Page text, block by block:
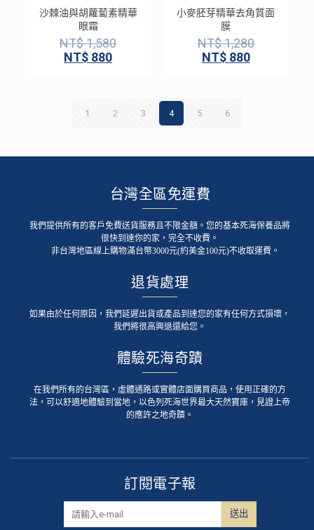
沙棘油與胡蘿蔔素精華
眼霜
NT$1,580
NT$ 880
小麥胚芽精華去角質面
膜
NT$1,280
NT$880
1 2 3 4 5 6
台灣全區免運費
我們提供所有的客戶免費送貨服務且不限金額。您的基本死海保養品將
很快到達你的家，完全不收費。
非台灣地區線上購物滿台幣3000元(約美金100元)不收取運費。
退貨處理
如果由於任何原因，我們延遲出貨或產品到達您的家有任何方式損壞，
我們將很高興退還給您。
體驗死海奇蹟
在我們所有的台灣區，虛體通路或實體店面購買商品，使用正確的方
法，可以舒適地體驗到當地，以色列死海世界最大天然寶庫，見證上帝
的應許之地奇蹟。
訂閱電子報